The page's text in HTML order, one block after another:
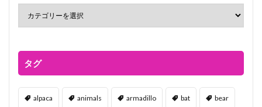
タグ
alpaca animals armadillo bat bear